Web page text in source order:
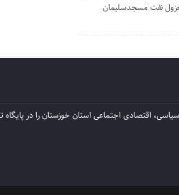
نفت مسجدسلیمان
اقتصادی اجتماعی استان خوزستان را در